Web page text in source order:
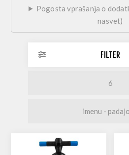
Pogosta vprašanja o
nasvet)
FILTER